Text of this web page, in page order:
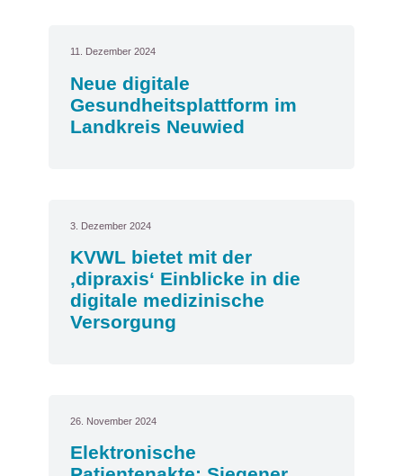
11. Dezember 2024
Neue digitale
Gesundheitsplattform im
Landkreis Neuwied
3. Dezember 2024
KVWL bietet mit der
‚dipraxis‘ Einblicke in die
digitale medizinische
Versorgung
26. November 2024
Elektronische